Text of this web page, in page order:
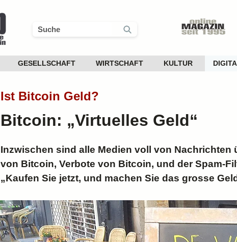
GESELLSCHAFT WIRTSCHAFT KULTUR
Ist Bitcoin Geld?
Bitcoin: „Virtuelles Geld“
Inzwischen sind alle Medien voll von Nachrichten
von Bitcoin, Verbote von Bitcoin, und der Spam-
„Kaufen Sie jetzt, und machen Sie das grosse